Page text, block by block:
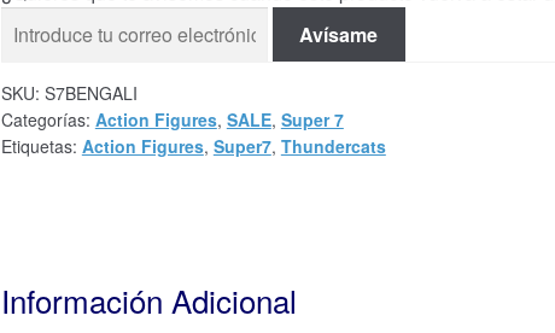
Avísame
SKU: S7BENGALI
Categorías: Action Figures, SALE, Super 7
Etiquetas: Action Figures, Super7, Thundercats
Información Adicional